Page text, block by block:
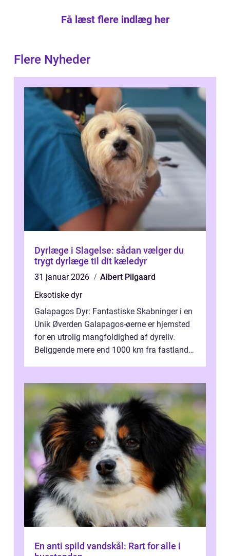
Få læst flere indlæg her
Flere Nyheder
Dyrlæge i Slagelse: sådan vælger du
trygt dyrlæge til dit kæledyr
31 januar 2026
Albert Pilgaard
Eksotiske dyr
Galapagos Dyr: Fantastiske Skabninger i en
Unik Øverden Galapagos-øerne er hjemsted
for en utrolig mangfoldighed af dyreliv.
Beliggende mere end 1000 km fra fastlandet
En anti spild vandskål: Rart for alle i